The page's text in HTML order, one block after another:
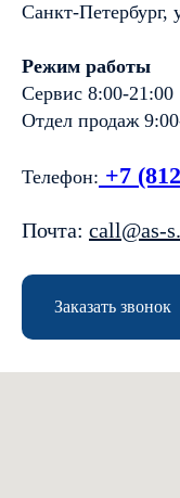
Санкт-Петербург,
Режим работы
Сервис 8:00-21:00
Отдел продаж
Телефон: +7
Почта: call@as-
Заказать звонок